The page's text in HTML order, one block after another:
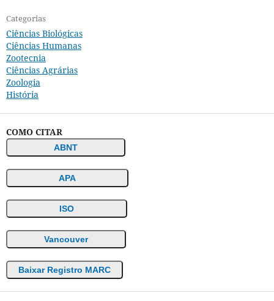
Categorias
Ciências Biológicas
Ciências Humanas
Zootecnia
Ciências Agrárias
Zoologia
História
COMO CITAR
ABNT
APA
ISO
Vancouver
Baixar Registro MARC